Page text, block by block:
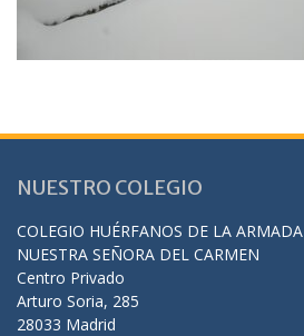
NUESTRO COLEGIO
COLEGIO HUÉRFANOS DE LA ARMADA
NUESTRA SEÑORA DEL CARMEN
Centro Privado
Arturo Soria, 285
28033 Madrid